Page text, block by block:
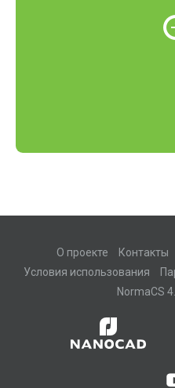
О проекте Контакты
Условия использования
NormaCS